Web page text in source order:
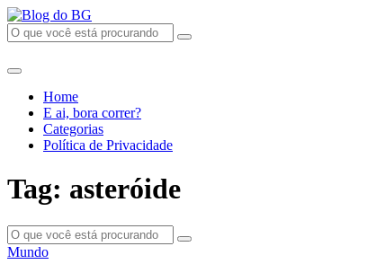
Home
E ai, bora correr?
Categorias
Política de Privacidade
Tag: asteróide
Mundo